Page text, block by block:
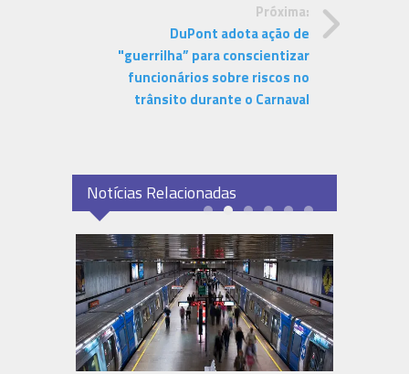
Próxima:
DuPont adota ação de
"guerrilha” para conscientizar
funcionários sobre riscos no
trânsito durante o Carnaval
Notícias Relacionadas